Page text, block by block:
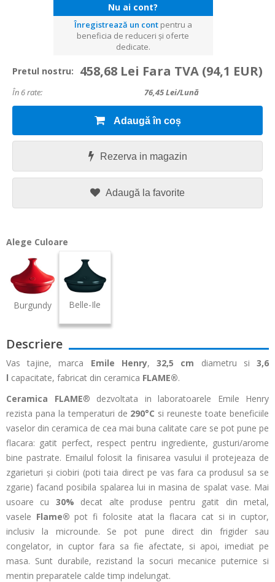
Nu ai cont?
Înregistrează un contpentru a
beneficia de reduceri și oferte
dedicate.
Pretul nostru: 458,68 Lei Fara TVA (94,1 EUR)
În 6 rate: 76,45Lei/lună
Adaugă în coș
Rezerva in magazin
Adaugă la favorite
Alege Culoare
Burgundy Belle-Ile
Descriere
Vas tajine, marca Emile Henry,32,5 cm diametru si3,6
l capacitate, fabricat din ceramica FLAME®.
Ceramica FLAME® dezvoltata in laboratoarele Emile Henry
rezista pana la temperaturi de 290°C si reuneste toate beneficiile
vaselor din ceramica de cea mai buna calitate care se pot pune pe
flacara: gatit perfect, respect pentru ingrediente, gusturi/arome
bine pastrate. Emailul folosit la finisarea vasului il protejeaza de
zgarieturi și ciobiri (poti taia direct pe vas fara ca produsul sa se
zgarie) facand posibila spalarea lui in masina de spalat vase. Mai
usoare cu 30% decat alte produse pentru gatit din metal,
vasele Flame® pot fi folosite atat la flacara cat si in cuptor,
inclusiv la microunde. Se pot pune direct din frigider sau
congelator, in cuptor fara sa fie afectate, si apoi, imediat pe
masa. Sunt durabile, rezistand la socuri mecanice puternice si
mentin preparatele calde timp indelungat.